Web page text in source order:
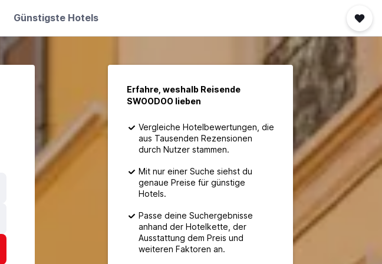
Günstigste Hotels
Erfahre, weshalb Reisende
SWOODOO lieben
Vergleiche Hotelbewertungen, die
aus Tausenden Rezensionen
durch Nutzer stammen.
Mit nur einer Suche siehst du
genaue Preise für günstige
Hotels.
Passe deine Suchergebnisse
anhand der Hotelkette, der
Ausstattung dem Preis und
weiteren Faktoren an.